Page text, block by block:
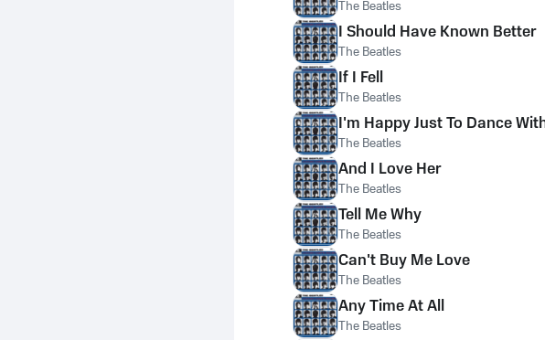
The Beatles
I Should Have Known Better
The Beatles
If I Fell
The Beatles
I'm Happy Just To Dance
The Beatles
And I Love Her
The Beatles
Tell Me Why
The Beatles
Can't Buy Me Love
The Beatles
Any Time At All
The Beatles